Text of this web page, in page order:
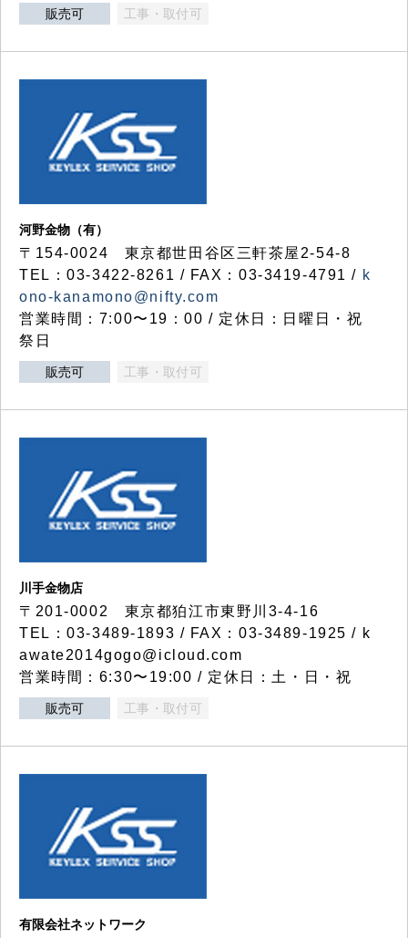
販売可 工事・取付可
河野金物（有）
〒154-0024 東京都世田谷区三軒茶屋2-54-8
TEL：03-3422-8261 / FAX：03-3419-4791 / k
ono-kanamono@nifty.com
営業時間：7:00〜19：00 / 定休日：日曜日・祝
祭日
販売可 工事・取付可
川手金物店
〒201-0002 東京都狛江市東野川3-4-16
TEL：03-3489-1893 / FAX：03-3489-1925 / k
awate2014gogo@icloud.com
営業時間：6:30〜19:00 / 定休日：土・日・祝
販売可 工事・取付可
有限会社ネットワーク